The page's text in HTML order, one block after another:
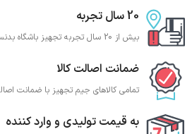
20 سال تجربه
بیش از 20 سال تجربه تجهیز باشگاه بدنسازی
ضمانت اصالت کالا
تمامی کالاهای جیم تجهیز با ضمانت
به قیمت تولیدی و وارد کننده